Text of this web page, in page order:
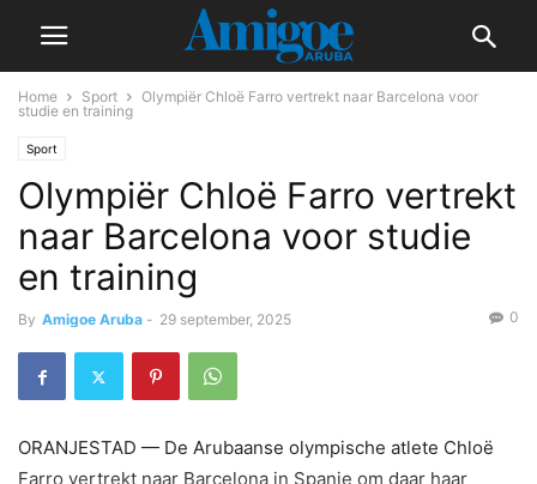
Home Sport
Olympiër Chloë Farro vertrekt naar Barcelona voor
studie en training
Sport
Olympiër Chloë Farro vertrekt
naar Barcelona voor studie
en training
By Amigoe Aruba - 29 september, 2025 0
ORANJESTAD — De Arubaanse olympische atlete Chloë
Farro vertrekt naar Barcelona in Spanje om daar haar